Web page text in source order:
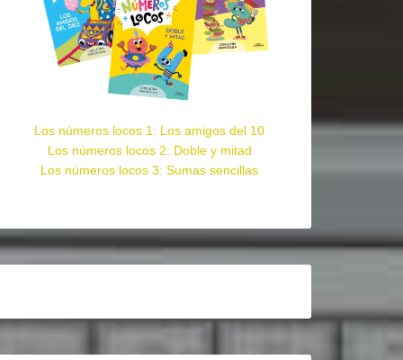
Los números locos 1: Los amigos del 10
Los números locos 2: Doble y mitad
Los números locos 3: Sumas sencillas